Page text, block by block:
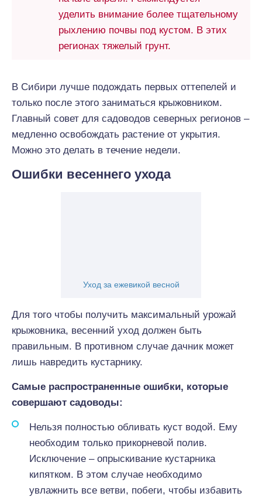
уделить внимание более тщательному
рыхлению почвы под кустом. В этих
регионах тяжелый грунт.
В Сибири лучше подождать первых оттепелей и
только после этого заниматься крыжовником.
Главный совет для садоводов северных регионов –
медленно освобождать растение от укрытия.
Можно это делать в течение недели.
Ошибки весеннего ухода
Уход за ежевикой весной
Для того чтобы получить максимальный урожай
крыжовника, весенний уход должен быть
правильным. В противном случае дачник может
лишь навредить кустарнику.
Самые распространенные ошибки, которые
совершают садоводы:
Нельзя полностью обливать куст водой. Ему
необходим только прикорневой полив.
Исключение – опрыскивание кустарника
кипятком. В этом случае необходимо
увлажнить все ветви, побеги, чтобы избавить